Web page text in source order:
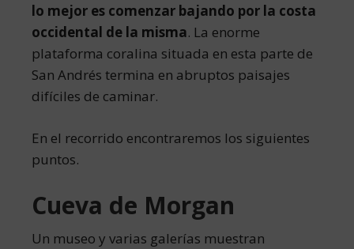
lo mejor es comenzar bajando por la costa
occidental de la misma. La enorme
plataforma coralina situada en esta parte de
San Andrés termina en abruptos paisajes
difíciles de caminar.
En el recorrido encontraremos los siguientes
puntos.
Cueva de Morgan
Un museo y varias galerías muestran